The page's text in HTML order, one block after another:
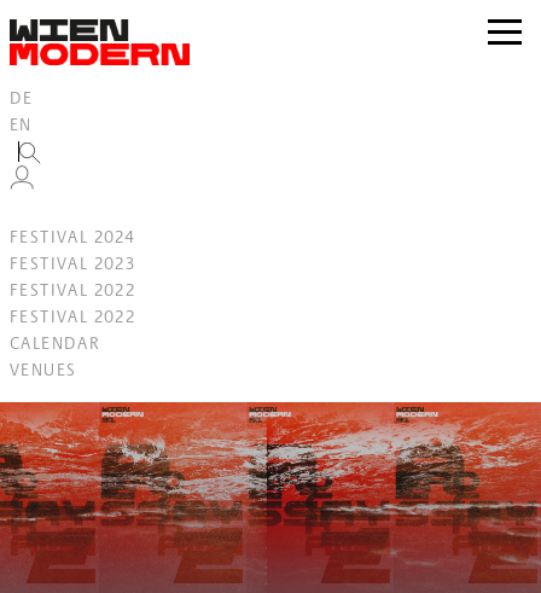
springen
zur
DE
EN
FESTIVAL 2024
FESTIVAL 2023
FESTIVAL 2022
FESTIVAL 2022
CALENDAR
VENUES